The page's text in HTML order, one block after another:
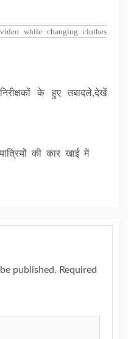
while changing clothes
के हुए तबादले,देखें
की कार खाई में
published. Required